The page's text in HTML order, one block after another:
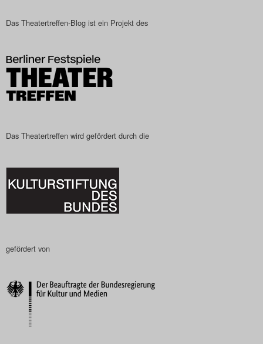
Nutzungsbedingungen
Das Theatertreffen-Blog ist ein Projekt des
Das Theatertreffen wird gefördert durch die
gefördert von